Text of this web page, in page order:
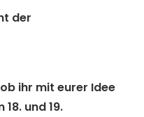
der
ihr mit eurer Idee
und 19.